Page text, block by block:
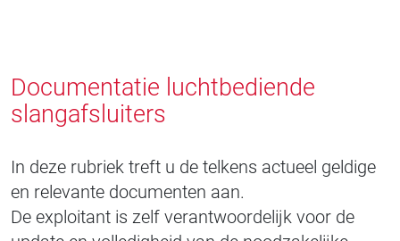
Documentatie luchtbediende
slangafsluiters
In deze rubriek treft u de telkens actueel geldige
en relevante documenten aan.
De exploitant is zelf verantwoordelijk voor de